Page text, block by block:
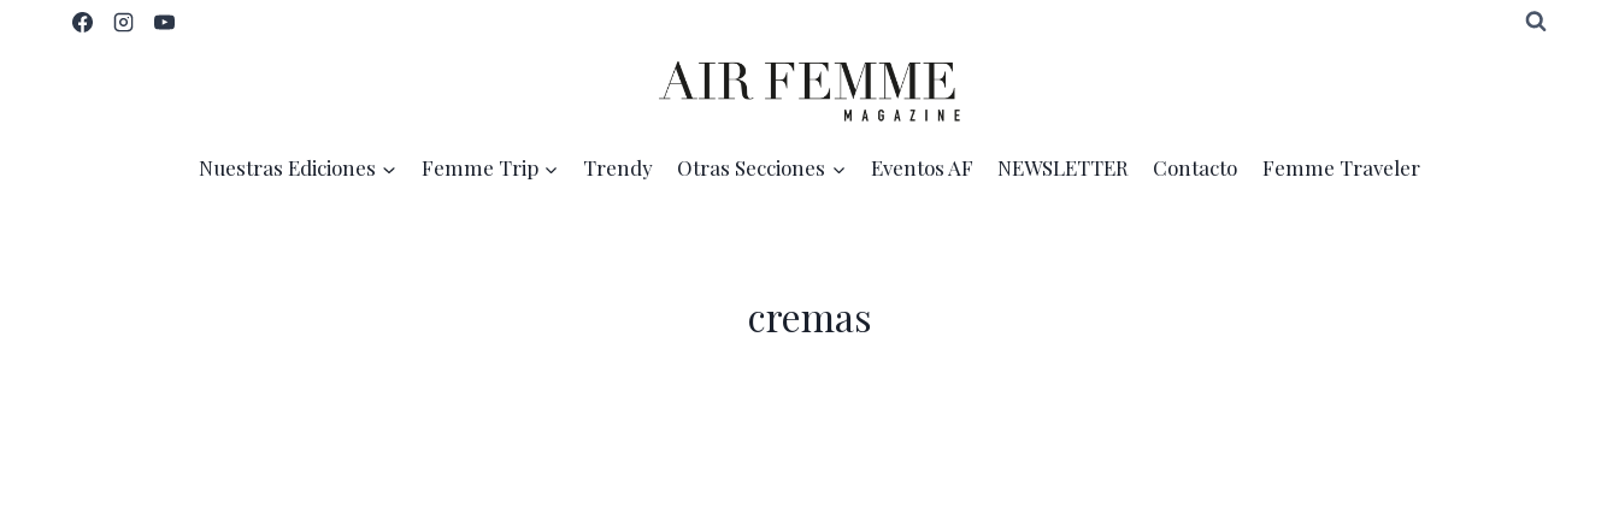
Nuestras Ediciones Femme Trip Trendy Otras Secciones Eventos AF NEWSLETTER Contacto Femme Traveler
cremas